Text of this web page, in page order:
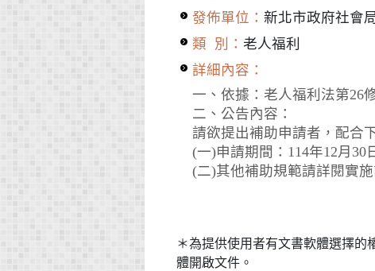
發佈單位： 新北市政府社會
類 別： 老人福利
詳細內容：
一、依據：老人福利法第26
二、公告內容：
請欲提出補助申請者，配合
(一)申請期間：114年12月30
(二)其他補助規範請詳閱實施
＊為提供使用者有文書軟體選擇的
體開啟文件。